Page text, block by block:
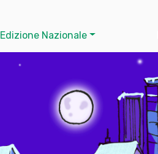
Edizione Nazionale